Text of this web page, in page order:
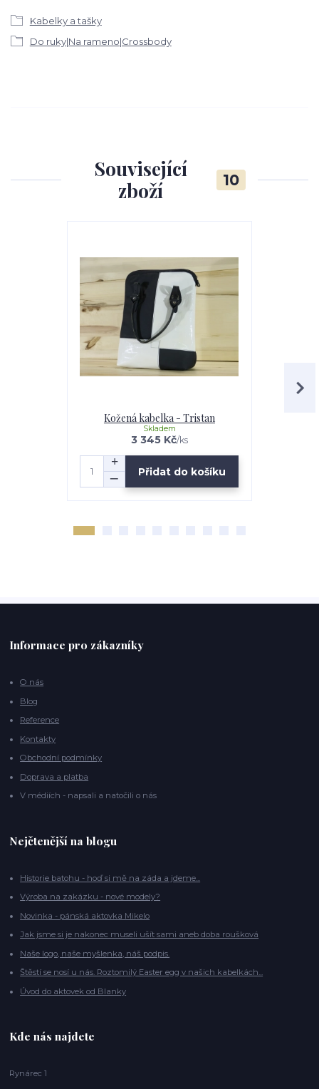
Kabelky a tašky
Do ruky|Na rameno|Crossbody
Související
zboží
10
Kožená kabelka - Tristan
3 345 Kč/ks
Skladem
Přidat do košíku
Informace pro zákazníky
O nás
Blog
Reference
Kontakty
Obchodní podmínky
Doprava a platba
V médiích - napsali a natočili o nás
Nejčtenější na blogu
Historie batohu - hoď si mě na záda a jdeme...
Výroba na zakázku - nové modely?
Novinka - pánská aktovka Mikelo
Jak jsme si je nakonec museli ušít sami aneb doba roušková
Naše logo, naše myšlenka, náš podpis.
Štěstí se nosí u nás. Roztomilý Easter egg v našich kabelkách...
Úvod do aktovek od Blanky
Kde nás najdete
Rynárec 1